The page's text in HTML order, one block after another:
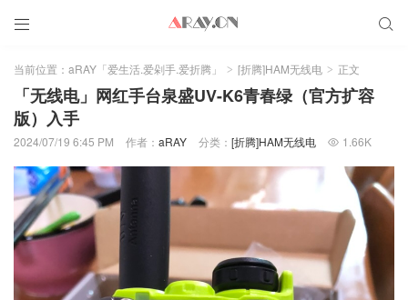
 
当前位置： aRAY「爱生活.爱剁手.爱折腾」 > [折腾]HAM无线电 > 正文
「无线电」网红手台泉盛UV-K6青春绿（官方扩容
版）入手
2024/07/19 6:45 PM 作者： aRAY 分类： [折腾]HAM无线电  1.66K